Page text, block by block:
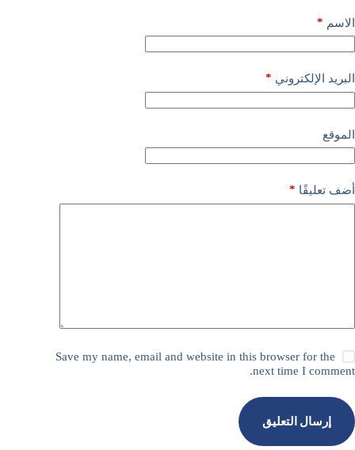
الاسم *
البريد الإلكتروني *
الموقع
أضف تعليقًا *
Save my name, email and website in this browser for the
next time I comment.
إرسال التعليق